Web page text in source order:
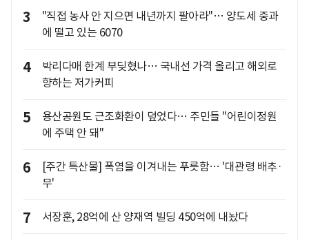
3
"직접 농사 안 지으면 내년까지 팔아라"… 양도세 중과
에 떨고 있는 6070
4
박리다매 한계 부딪혔나… 국내선 가격 올리고 해외로
향하는 저가커피
5
용산공원도 근조화환이 덮었다… 주민들 "어린이정원
에 주택 안 돼"
6
[주간 특산물] 폭염을 이겨내는 푸릇함… '대관령 배추·
무'
7 서장훈, 28억에 산 양재역 빌딩 450억에 내놨다